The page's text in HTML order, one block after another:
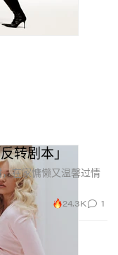
转剧本」
在家慵懒又温馨过情
24.3K 1